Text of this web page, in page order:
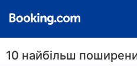
10 найбільш